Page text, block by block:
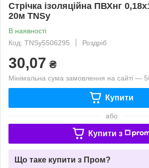
Стрічка ізоляційна ПВХнг
20м TNSy
В наявності
Код: TNSy5506295
Роздріб
30,07 ₴
Мінімальна сума замовлення на сайті —
Купити
або
Купити з
Що таке купити з Пром?